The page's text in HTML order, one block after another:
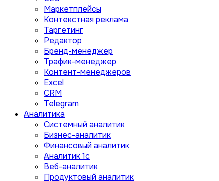
Маркетплейсы
Контекстная реклама
Таргетинг
Редактор
Бренд-менеджер
Трафик-менеджер
Контент-менеджеров
Excel
CRM
Telegram
Аналитика
Системный аналитик
Бизнес-аналитик
Финансовый аналитик
Aналитик 1с
Веб-аналитик
Продуктовый аналитик